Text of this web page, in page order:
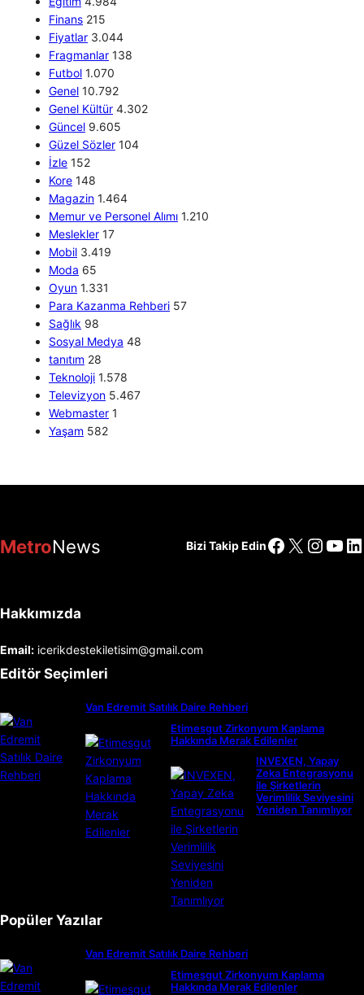
Finans 215
Fiyatlar 3.044
Fragmanlar 138
Futbol 1.070
Genel 10.792
Genel Kültür 4.302
Güncel 9.605
Güzel Sözler 104
İzle 152
Kore 148
Magazin 1.464
Memur ve Personel Alımı 1.210
Meslekler 17
Mobil 3.419
Moda 65
Oyun 1.331
Para Kazanma Rehberi 57
Sağlık 98
Sosyal Medya 48
tanıtım 28
Teknoloji 1.578
Televizyon 5.467
Webmaster 1
Yaşam 582
MetroNews Bizi Takip EdinFacebook
X
Hakkımızda
Email: icerikdestekiletisim@gmail.com
Editör Seçimleri
Van Edremit Satılık Daire Rehberi
Etimesgut Zirkonyum Kaplama
Hakkında Merak Edilenler
INVEXEN, Yapay
Zeka Entegrasyonu
ile Şirketlerin
Verimlilik Seviyesini
Yeniden Tanımlıyor
Popüler Yazılar
Van Edremit Satılık Daire Rehberi
Etimesgut Zirkonyum Kaplama
Hakkında Merak Edilenler